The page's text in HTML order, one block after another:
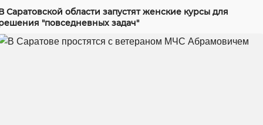
Саратовской области запустят женские курсы для
"повседневных задач"